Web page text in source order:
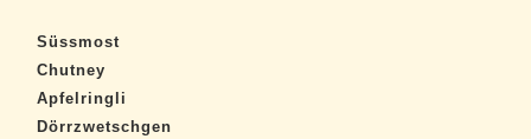
Süssmost
Chutney
Apfelringli
Dörrzwetschgen